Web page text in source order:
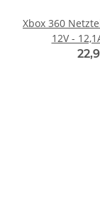
Xbox 360
12V -